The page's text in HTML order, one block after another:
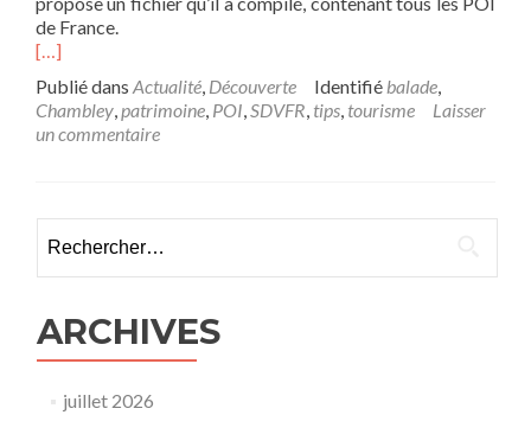
de France.
[…]
Publié dans Actualité, Découverte Identifié balade,
Chambley,patrimoine, POI,SDVFR, tips, tourisme
Laisser
un commentaire
ARCHIVES
juillet 2026